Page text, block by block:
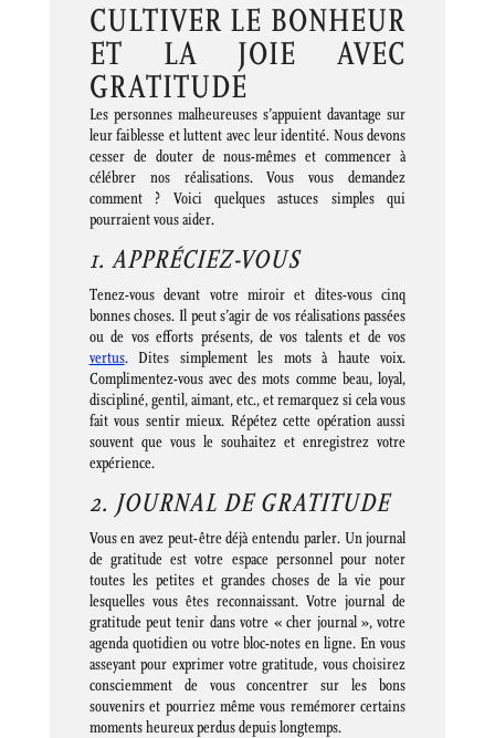
CULTIVER LE BONHEUR
ET LA JOIE AVEC
GRATITUDE
Les personnes malheureuses s’appuient davantage sur
leur faiblesse et luttent avec leur identité. Nous devons
cesser de douter de nous-mêmes et commencer à
célébrer nos réalisations. Vous vous demandez
comment ? Voici quelques astuces simples qui
pourraient vous aider.
1. APPRÉCIEZ-VOUS
Tenez-vous devant votre miroir et dites-vous cinq
bonnes choses. Il peut s’agir de vos réalisations passées
ou de vos efforts présents, de vos talents et de vos
vertus. Dites simplement les mots à haute voix.
Complimentez-vous avec des mots comme beau, loyal,
discipliné, gentil, aimant, etc., et remarquez si cela vous
fait vous sentir mieux. Répétez cette opération aussi
souvent que vous le souhaitez et enregistrez votre
expérience.
2. JOURNAL DE GRATITUDE
Vous en avez peut-être déjà entendu parler. Un journal
de gratitude est votre espace personnel pour noter
toutes les petites et grandes choses de la vie pour
lesquelles vous êtes reconnaissant. Votre journal de
gratitude peut tenir dans votre « cher journal », votre
agenda quotidien ou votre bloc-notes en ligne. En vous
asseyant pour exprimer votre gratitude, vous choisirez
consciemment de vous concentrer sur les bons
souvenirs et pourriez même vous remémorer certains
moments heureux perdus depuis longtemps.